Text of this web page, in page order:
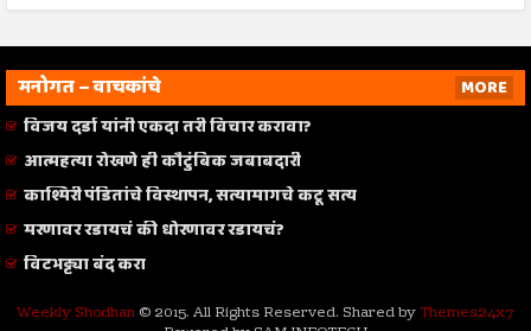
मनोगत – वाचकांचे
MORE
विजय दर्डा यांनी एकदा तरी विचार करावा?
आत्महत्या रोखणे ही कौटुंबिक जबाबदारी
काश्मिरी पंडितांचे विस्थापन, सत्यामागचे कटू सत्य
मरणावर रडायचं की धोरणावर रडायचं?
विटभट्ट्या बंद करा
Weekly Shodhan © 2015. All Rights Reserved. Shared by Themes24x7